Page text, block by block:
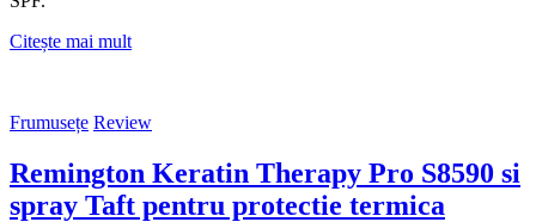
Citește mai multAnew
hidratanta
SPF50
Frumusețe Review
Remington Keratin Therapy Pro S8590 si
spray Taft pentru protectie termica